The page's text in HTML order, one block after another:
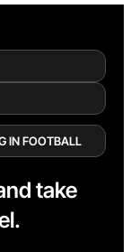
IN FOOTBALL
take